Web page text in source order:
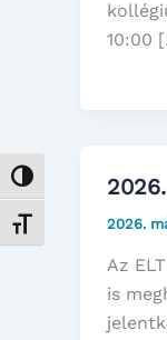
Nagy kontraszt
Betűméret váltása
10:00
2026.
Az
is